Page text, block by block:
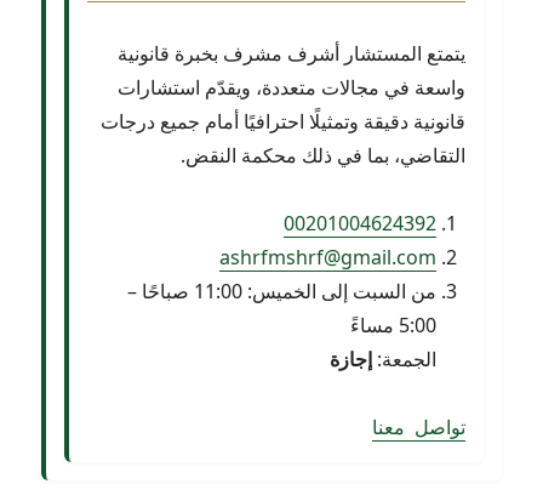
يتمتع المستشار أشرف مشرف بخبرة قانونية
واسعة في مجالات متعددة، ويقدّم استشارات
قانونية دقيقة وتمثيلًا احترافيًا أمام جميع درجات
التقاضي، بما في ذلك محكمة النقض.
00201004624392
ashrfmshrf@gmail.com
من السبت إلى الخميس: 11:00 صباحًا –
5:00 مساءً
الجمعة:إجازة
تواصل معنا